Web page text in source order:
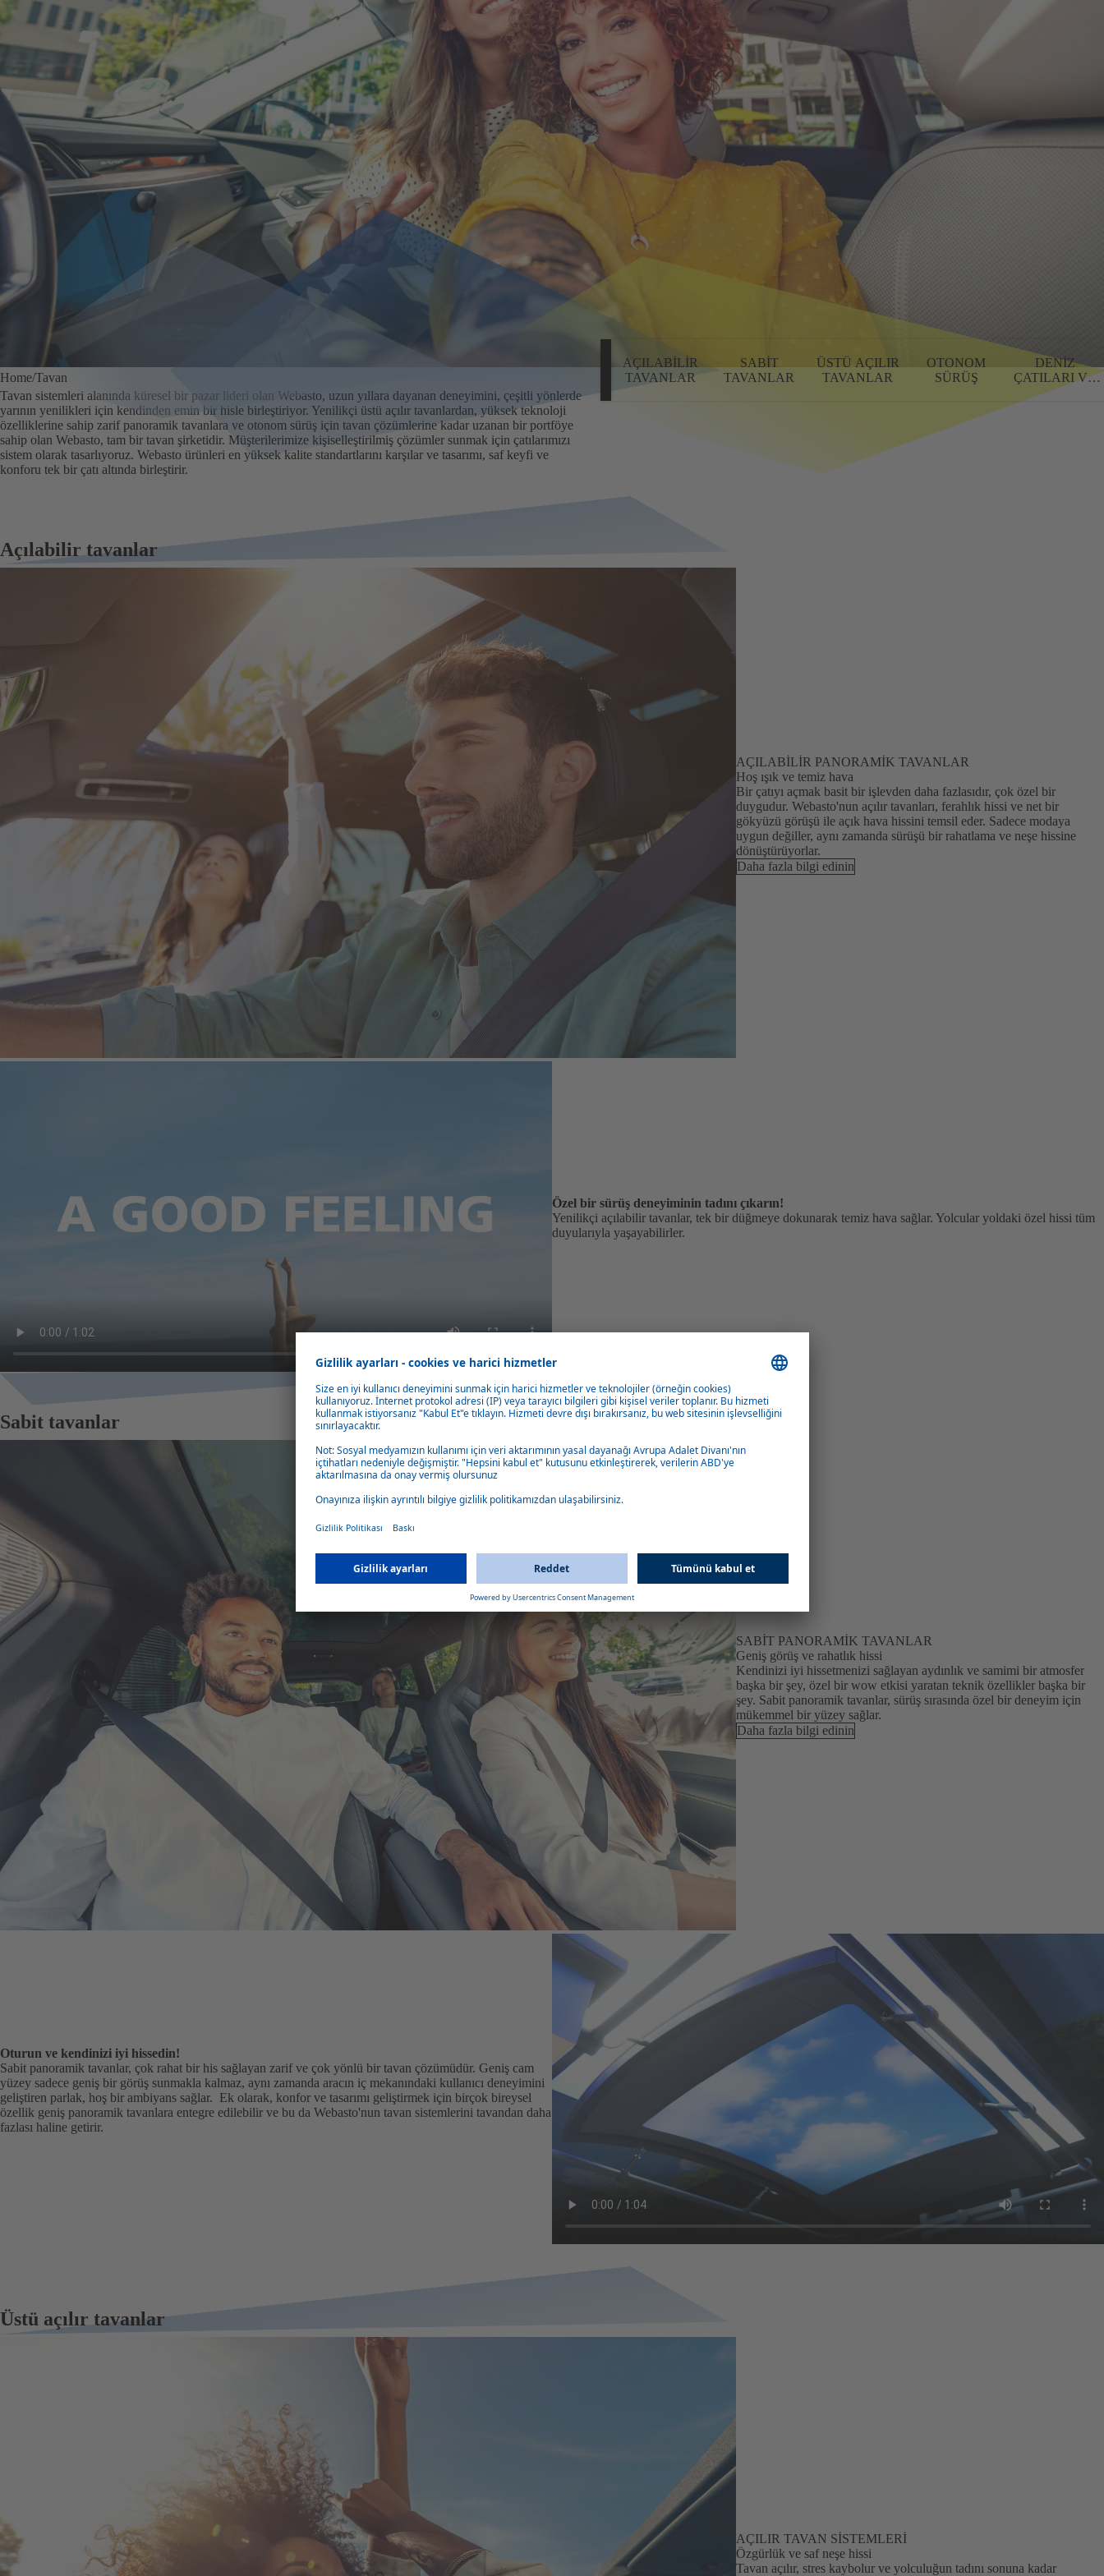
AÇILABILIR
TAVANLAR
SABIT
TAVANLAR
ÜSTÜ AÇILIR
TAVANLAR
OTONOM
SÜRÜŞ
DENIZ
ÇATILARI VE
GÖLGELIKLERI
Home Tavan
Tavan sistemleri alanında küresel bir pazar lideri olan Webasto, uzun yıllara dayanan deneyimini, çeşitli yönlerde
yarının yenilikleri için kendinden emin bir hisle birleştiriyor. Yenilikçi üstü açılır tavanlardan, yüksek teknoloji
özelliklerine sahip zarif panoramik tavanlara ve otonom sürüş için tavan çözümlerine kadar uzanan bir portföye
sahip olan Webasto, tam bir tavan şirketidir. Müşterilerimize kişiselleştirilmiş çözümler sunmak için çatılarımızı
sistem olarak tasarlıyoruz. Webasto ürünleri en yüksek kalite standartlarını karşılar ve tasarımı, saf keyfi ve
konforu tek bir çatı altında birleştirir.
Açılabilir tavanlar
AÇILABILIR PANORAMIK TAVANLAR
Hoş ışık ve temiz hava
Bir çatıyı açmak basit bir işlevden daha fazlasıdır, çok özel bir
duygudur. Webasto'nun açılır tavanları, ferahlık hissi ve net bir
gökyüzü görüşü ile açık hava hissini temsil eder. Sadece modaya
uygun değiller, aynı zamanda sürüşü bir rahatlama ve neşe hissine
dönüştürüyorlar.
Daha fazla bilgi edinin
Özel bir sürüş deneyiminin tadını çıkarın!
Yenilikçi açılabilir tavanlar, tek bir düğmeye dokunarak temiz hava sağlar. Yolcular yoldaki özel hissi tüm
duyularıyla yaşayabilirler.
Sabit tavanlar
SABIT PANORAMIK TAVANLAR
Geniş görüş ve rahatlık hissi
Kendinizi iyi hissetmenizi sağlayan aydınlık ve samimi bir atmosfer
başka bir şey, özel bir wow etkisi yaratan teknik özellikler başka bir
şey. Sabit panoramik tavanlar, sürüş sırasında özel bir deneyim için
mükemmel bir yüzey sağlar.
Daha fazla bilgi edinin
Oturun ve kendinizi iyi hissedin!
Sabit panoramik tavanlar, çok rahat bir his sağlayan zarif ve çok yönlü bir tavan çözümüdür. Geniş cam
yüzey sadece geniş bir görüş sunmakla kalmaz, aynı zamanda aracın iç mekanındaki kullanıcı deneyimini
geliştiren parlak, hoş bir ambiyans sağlar. Ek olarak, konfor ve tasarımı geliştirmek için birçok bireysel
özellik geniş panoramik tavanlara entegre edilebilir ve bu da Webasto'nun tavan sistemlerini tavandan daha
fazlası haline getirir.
Üstü açılır tavanlar
AÇILIR TAVAN SISTEMLERI
Özgürlük ve saf neşe hissi
Tavan açılır, stres kaybolur ve yolculuğun tadını sonuna kadar